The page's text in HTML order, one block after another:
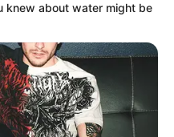
knew about water might be